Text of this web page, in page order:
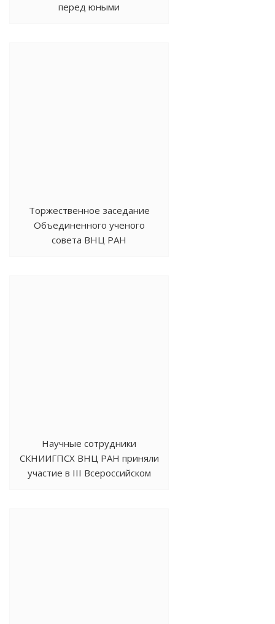
перед юными
Торжественное заседание
Объединенного ученого
совета ВНЦ РАН
Научные сотрудники
СКНИИГПСХ ВНЦ РАН приняли
участие в III Всероссийском